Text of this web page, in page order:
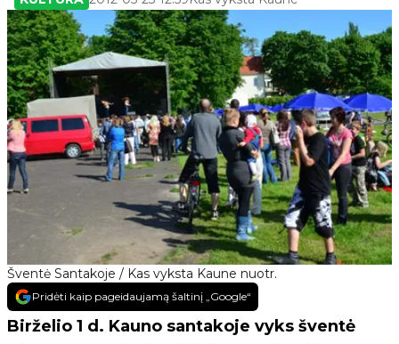
Šventė Santakoje / Kas vyksta Kaune nuotr.
Pridėti kaip pageidaujamą šaltinį „Google“
Birželio 1 d. Kauno santakoje vyks šventė